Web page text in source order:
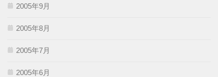
2005年9月
2005年8月
2005年7月
2005年6月